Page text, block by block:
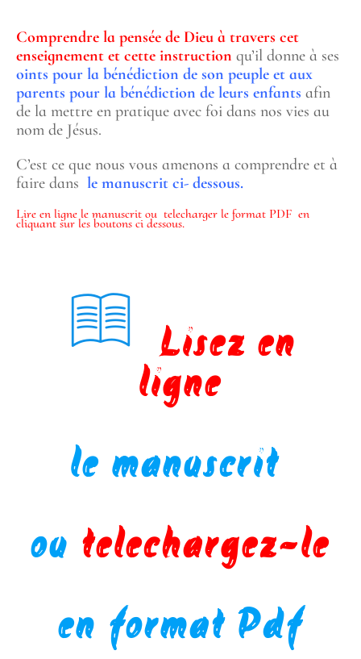
Comprendre la pensée de Dieu à travers cet
enseignement et cette instruction qu’il donne à ses
oints pour la bénédiction de son peuple et aux
parents pour la bénédiction de leurs enfants afin
de la mettre en pratique avec foi dans nos vies au
nom de Jésus.
C’est ce que nous vous amenons a comprendre et à
faire dans le manuscrit ci- dessous.
Lire en ligne le manuscrit ou telecharger le format PDF en
cliquant sur les boutons ci dessous.
ok
ic
on
Lisez en
ligne
le manuscrit
ou telechargez-le
en format Pdf